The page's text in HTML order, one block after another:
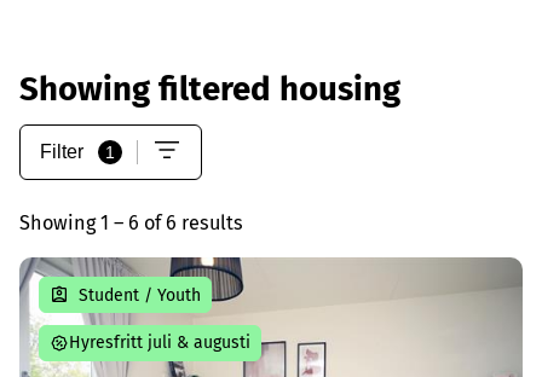
Showing filtered housing
Filter 1
Showing 1 – 6 of 6 results
Student / Youth
Hyresfritt juli & augusti